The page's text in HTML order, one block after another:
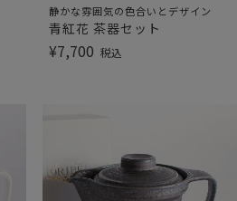
静かな雰囲気の色合いとデザイン
青紅花 茶器セット
¥7,700 税込